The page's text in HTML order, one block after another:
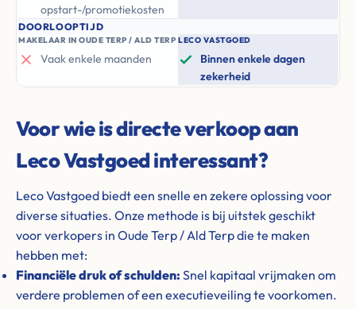
opstart-/promotiekosten
DOORLOOPTIJD
MAKELAAR IN OUDE TERP / ALD TERP
Vaak enkele maanden
LECO VASTGOED
Binnen enkele dagen
zekerheid
Voor wie is directe verkoop aan
Leco Vastgoed interessant?
Leco Vastgoed biedt een snelle en zekere oplossing voor
diverse situaties. Onze methode is bij uitstek geschikt
voor verkopers in Oude Terp / Ald Terp die te maken
hebben met:
Financiële druk of schulden: Snel kapitaal vrijmaken om
verdere problemen of een executieveiling te voorkomen.